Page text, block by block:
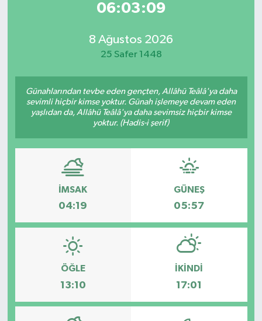
06:03:09
8 Ağustos 2026
25 Safer 1448
Günahlarından tevbe eden gençten, Allâhü Teâlâ'ya daha
sevimli hiçbir kimse yoktur. Günah işlemeye devam eden
yaşlıdan da, Allâhü Teâlâ'ya daha sevimsiz hiçbir kimse
yoktur. (Hadis-i şerif)
İMSAK
04:19
GÜNEŞ
05:57
ÖĞLE
13:10
İKINDI
17:01
Son Dakika Haberleri